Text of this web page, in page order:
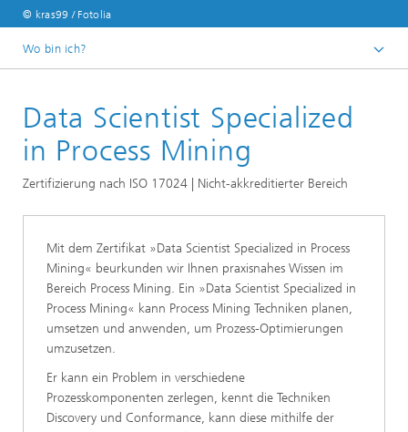
© kras99 / Fotolia
Wo bin ich?
Zertifikate
Data Science & KI Zertifikate
Data Scientist Specialized
in Process Mining
Zertifizierung nach ISO 17024 | Nicht-akkreditierter Bereich
Mit dem Zertifikat »Data Scientist Specialized in Process
Mining« beurkunden wir Ihnen praxisnahes Wissen im
Bereich Process Mining. Ein »Data Scientist Specialized in
Process Mining« kann Process Mining Techniken planen,
umsetzen und anwenden, um Prozess-Optimierungen
umzusetzen.
Er kann ein Problem in verschiedene
Prozesskomponenten zerlegen, kennt die Techniken
Discovery und Conformance, kann diese mithilfe der